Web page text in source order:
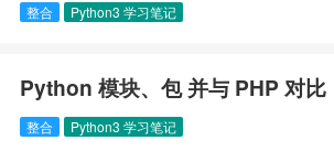
整合 Python3 学习笔记
Python 模块、包 并与 PHP 对比
整合 Python3 学习笔记